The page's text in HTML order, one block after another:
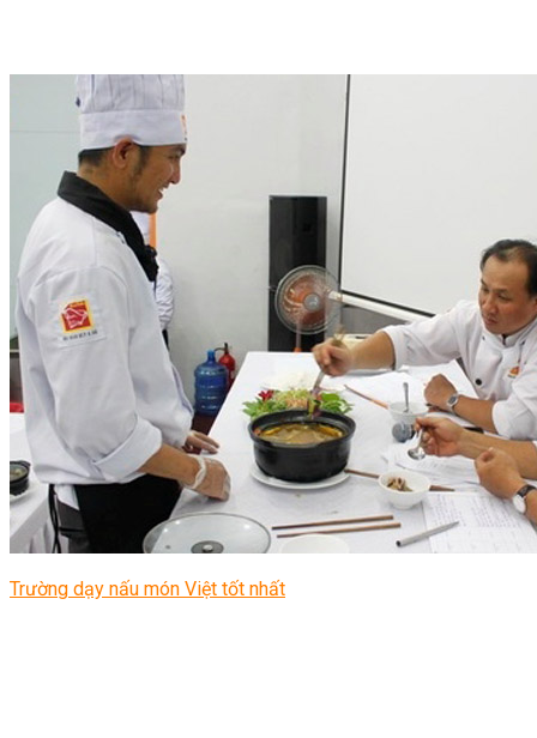
Trường dạy nấu món Việt tốt nhất